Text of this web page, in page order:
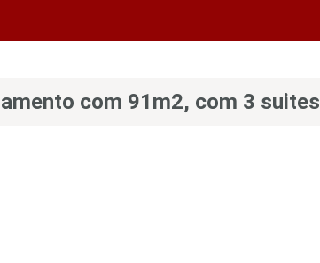
com 91m2, com 3 suites